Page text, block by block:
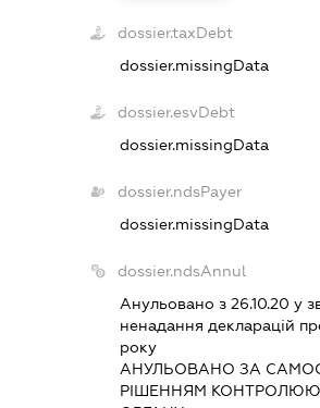
dossier.taxDebt
dossier.missingData
dossier.esvDebt
dossier.missingData
dossier.ndsPayer
dossier.missingData
dossier.ndsAnnul
Анульовано з 26.10.20 у
ненадання декларацiй
року
АНУЛЬОВАНО ЗА
РIШЕННЯМ